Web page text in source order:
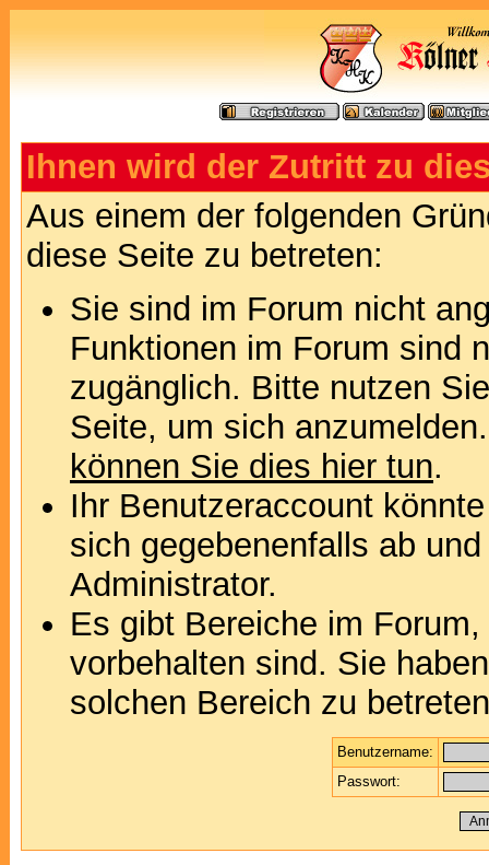
Ihnen wird der Zutritt zu
Aus einem der folgenden
diese Seite zu betreten:
Sie sind im Forum nicht
Funktionen im Forum sind
zugänglich. Bitte nutzen
Seite, um sich
können Sie dies hier tun.
Ihr Benutzeraccount
sich gegebenenfalls ab
Administrator.
Es gibt Bereiche im
vorbehalten sind. Sie
solchen Bereich zu
Benutzername:
Passwort: